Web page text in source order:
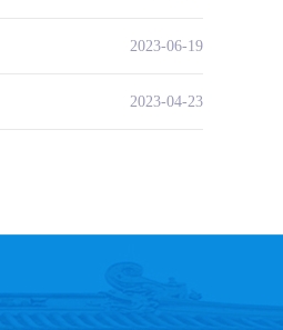
2023-06-19
2023-04-23